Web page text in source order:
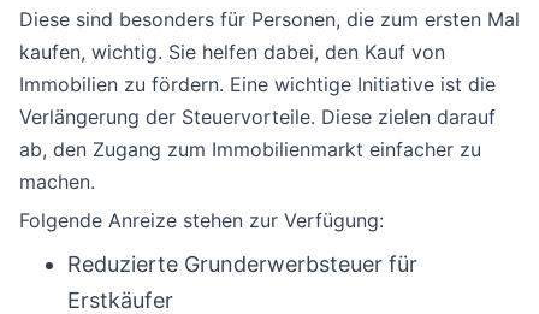
Diese sind besonders für Personen, die zum ersten Mal
kaufen, wichtig. Sie helfen dabei, den Kauf von
Immobilien zu fördern. Eine wichtige Initiative ist die
Verlängerung der Steuervorteile. Diese zielen darauf
ab, den Zugang zum Immobilienmarkt einfacher zu
machen.
Folgende Anreize stehen zur Verfügung:
Reduzierte Grunderwerbsteuer für
Erstkäufer